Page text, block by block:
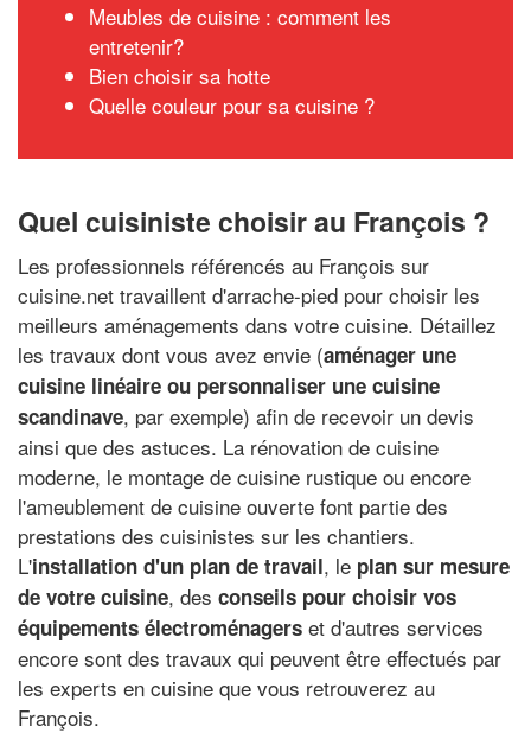
Meubles de cuisine : comment les
entretenir?
Bien choisir sa hotte
Quelle couleur pour sa cuisine ?
Quel cuisiniste choisir au François ?
Les professionnels référencés au François sur
cuisine.net travaillent d'arrache-pied pour choisir les
meilleurs aménagements dans votre cuisine. Détaillez
les travaux dont vous avez envie (aménager une
cuisine linéaire ou personnaliser une cuisine
scandinave, par exemple) afin de recevoir un devis
ainsi que des astuces. La rénovation de cuisine
moderne, le montage de cuisine rustique ou encore
l'ameublement de cuisine ouverte font partie des
prestations des cuisinistes sur les chantiers.
L'installation d'un plan de travail, le plan sur mesure
de votre cuisine, des conseils pour choisir vos
équipements électroménagers et d'autres services
encore sont des travaux qui peuvent être effectués par
les experts en cuisine que vous retrouverez au
François.